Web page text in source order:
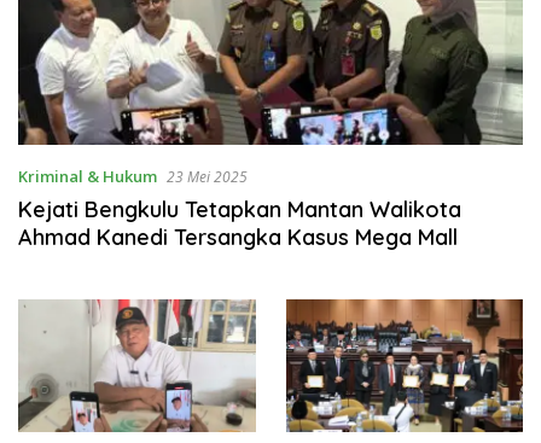
Kriminal & Hukum 23 Mei 2025
Kejati Bengkulu Tetapkan Mantan Walikota
Ahmad Kanedi Tersangka Kasus Mega Mall